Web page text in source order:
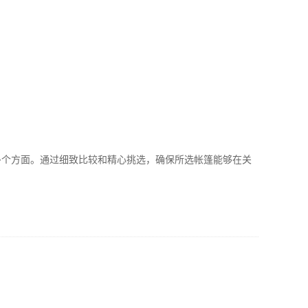
方面。通过细致比较和精心挑选，确保所选帐篷能够在关